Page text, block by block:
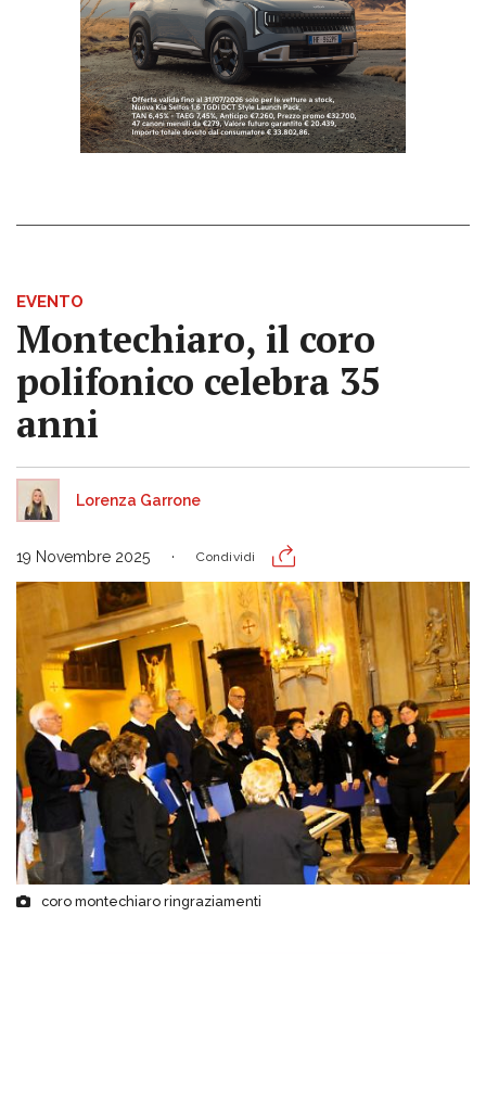
EVENTO
Montechiaro, il coro
polifonico celebra 35
anni
Lorenza Garrone
19 Novembre 2025 Condividi
coro montechiaro ringraziamenti